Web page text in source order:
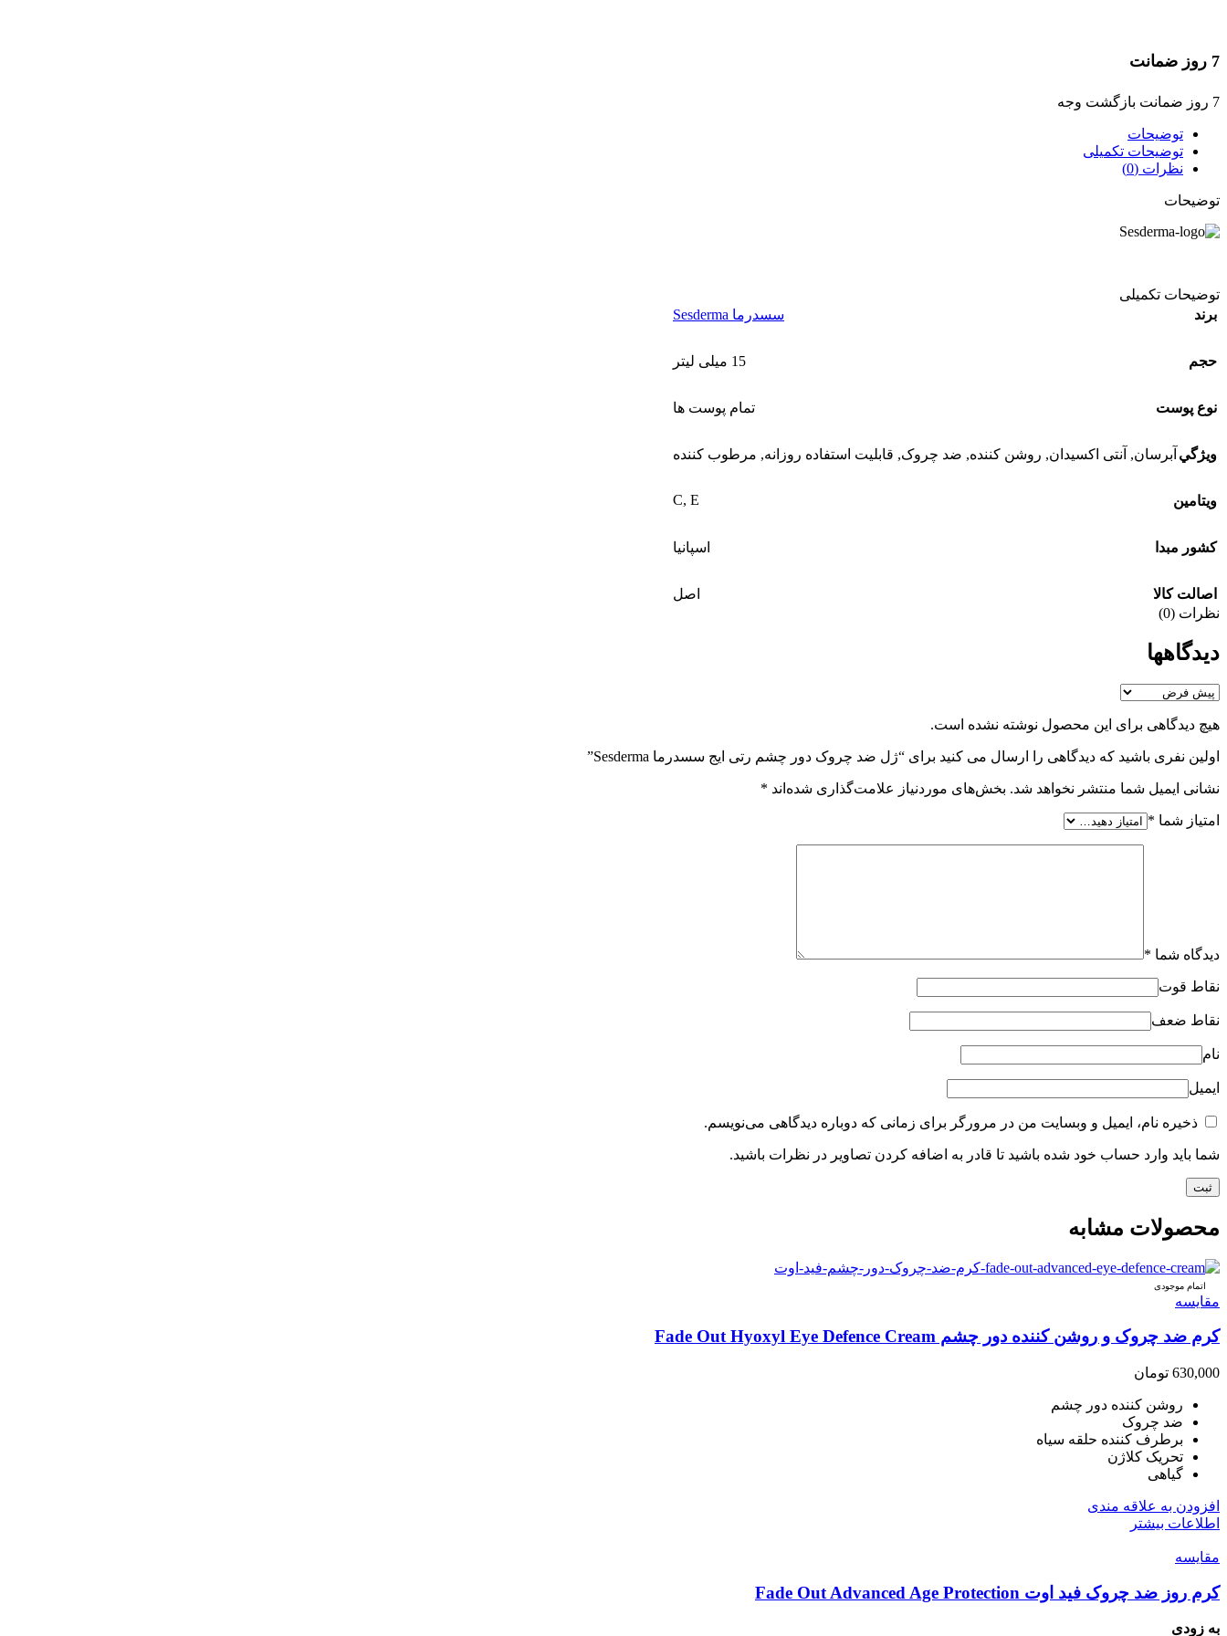
7 روز ضمانت
7 روز ضمانت بازگشت وجه
توضیحات
توضیحات تکمیلی
نظرات (0)
توضیحات
توضیحات تکمیلی
برند
سسدرما Sesderma
حجم 15 میلی لیتر
نوع پوست تمام پوست ها
ويژگي آبرسان, آنتی اکسیدان, روشن کننده, ضد چروک, قابلیت استفاده روزانه, مرطوب کننده
ويتامين C, E
کشور مبدا اسپانیا
اصالت کالا
اصل
نظرات (0)
دیدگاهها
هیچ دیدگاهی برای این محصول نوشته نشده است.
اولین نفری باشید که دیدگاهی را ارسال می کنید برای “ژل ضد چروک دور چشم رتی ایج سسدرما Sesderma”
نشانی ایمیل شما منتشر نخواهد شد. بخش‌های موردنیاز علامت‌گذاری شده‌اند *
امتیاز شما *
دیدگاه شما *
نقاط قوت
نقاط ضعف
نام
ایمیل
ذخیره نام، ایمیل و وبسایت من در مرورگر برای زمانی که دوباره دیدگاهی می‌نویسم.
شما باید وارد حساب خود شده باشید تا قادر به اضافه کردن تصاویر در نظرات باشید.
محصولات مشابه
اتمام موجودی
مقایسه
کرم ضد چروک و روشن کننده دور چشم Fade Out Hyoxyl Eye Defence Cream
630,000 تومان
روشن کننده دور چشم
ضد چروک
برطرف کننده حلقه سیاه
تحریک کلاژن
گیاهی
افزودن به علاقه مندی
اطلاعات بیشتر
مقایسه
کرم روز ضد چروک فید اوت Fade Out Advanced Age Protection
به زودی